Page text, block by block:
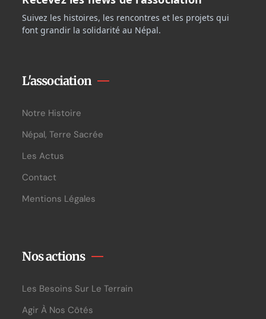
Suivez les histoires, les rencontres et les projets qui
font grandir la solidarité au Népal.
L'association
Notre Histoire
Népal, Terre Sacrée
Les Actus
Contact
Mentions Légales
Nos actions
Les Besoins Sur Le Terrain
Agir À Nos Côtés